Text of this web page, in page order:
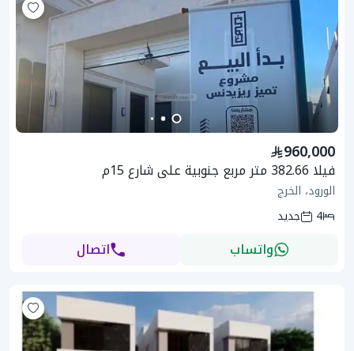
960,000
فيلا 382.66 متر مربع جنوبية على شارع 15م
الورود، الخرج
4
جديد
واتساب اتصال